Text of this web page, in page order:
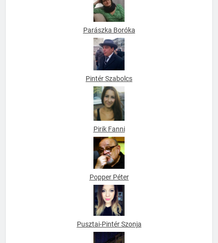
Parászka Boróka
Pintér Szabolcs
Pirik Fanni
Popper Péter
Pusztai-Pintér Szonja